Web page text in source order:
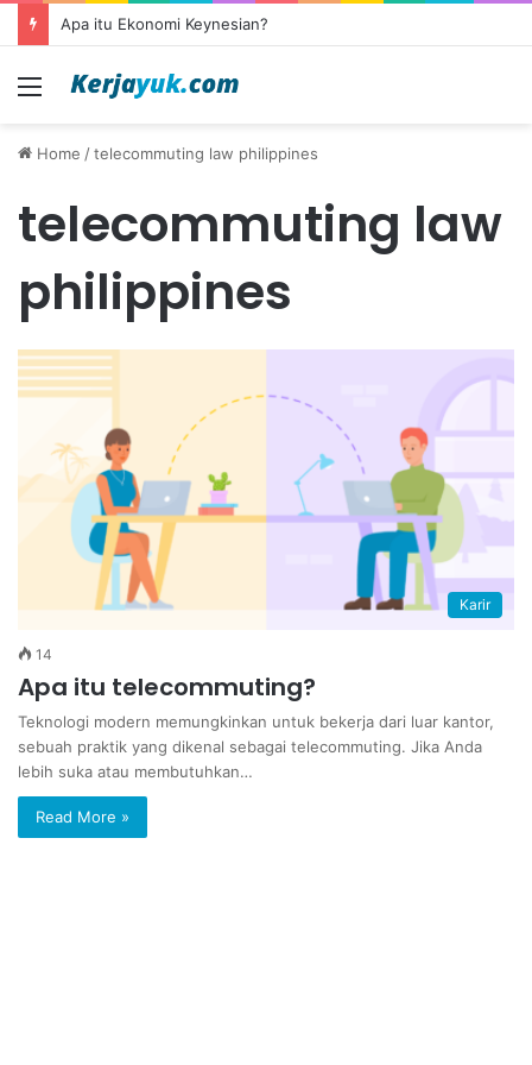
Apa itu Ekonomi Keynesian?
Menu
Home /telecommuting law philippines
telecommuting law
philippines
Karir
14
Apa itu telecommuting?
Teknologi modern memungkinkan untuk bekerja dari luar kantor,
sebuah praktik yang dikenal sebagai telecommuting. Jika Anda
lebih suka atau membutuhkan…
Read More »